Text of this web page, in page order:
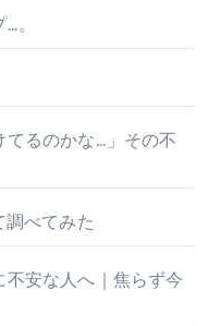
。
てるのかな…」その不
べてみた
安な人へ｜焦らず今